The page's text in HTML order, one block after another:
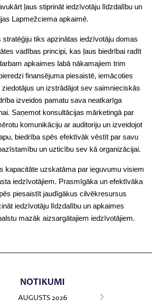
ļaus stiprināt iedzīvotāju līdzdalību un
Lapmežciema apkaimē.
stratēģiju tiks apzinātas iedzīvotāju domas
vadības principi, kas ļaus biedrībai radīt
apkaimes labā nākamajiem trim
finansējuma piesaistē, iemācoties
un izstrādājot sev saimnieciskās
izveidos pamatu sava neatkarīga
Saņemot konsultācijas mārketingā par
komunikāciju ar auditoriju un izveidojot
biedrība spēs efektīvāk vēstīt par savu
un uzticību sev kā organizācijai.
kapacitāte uzskatāma par ieguvumu visiem
iedzīvotājiem. Prasmīgāka un efektīvāka
piesaistīt jaudīgākus cilvēkresursus
iedzīvotāju līdzdalību un apkaimes
mazāk aizsargātajiem iedzīvotājiem.
NOTIKUMI
AUGUSTS 2026